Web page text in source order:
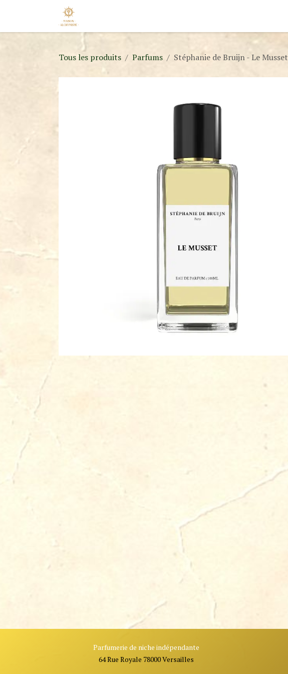
Se rendre au contenu
Tous les produits Parfums Stéphanie de Bruijn - Le Musset
Parfumerie de niche indépendante
64 Rue Royale 78000 Versailles